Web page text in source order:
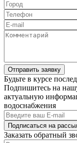
Отправить заявку
Будьте в курсе
Подпишитесь на
актуальную
водоснабжения
Подписаться на
Заказать обратный